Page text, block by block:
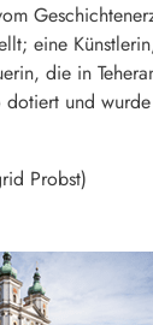
eine
die in
und
Probst)